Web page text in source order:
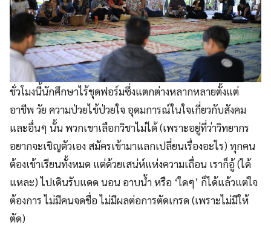
ชั่วโมงนี้นักศึกษาไร้ชุดฟอร์มซึ่งแตกต่างหลากหลายตั้งแต่
อาชีพ วัย ความป่วยไข้ป่วยใจ อุดมการณ์ในใจเกี่ยวกับสังคม
และอื่นๆ นั้น พวกเขาเลือกวิชาไม่ได้ (เพราะอยู่ที่ว่าวิทยากร
อยากจะเชิญตัวเอง สมัครเข้ามาแลกเปลี่ยนเรื่องอะไร) ทุกคน
ต้องเข้าเรียนทั้งหมด แต่ด้วยเสน่ห์แห่งความเถื่อน เราก็อู้ (ได้
แหละ) ไปเดินรับแดด นอน อาบน้ำ หรือ ‘ใดๆ’ ก็ได้แล้วแต่ใจ
ต้องการ ไม่มีคนจดชื่อ ไม่มีผลต่อการตัดเกรด (เพราะไม่มีให้
ตัด)